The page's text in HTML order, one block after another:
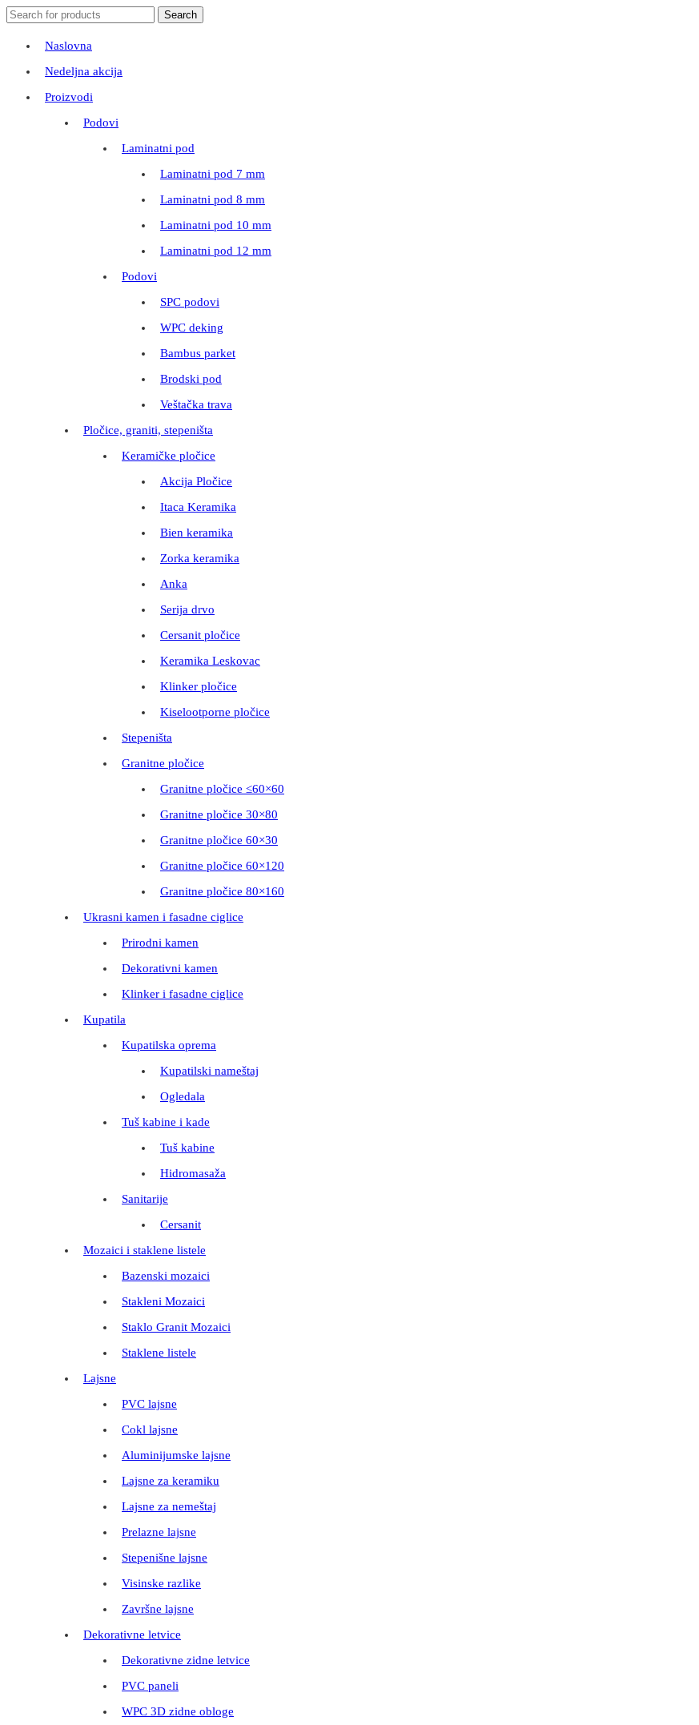
Search
for:
Search
Naslovna
Nedeljna akcija
Proizvodi
Podovi
Laminatni pod
Laminatni pod 7 mm
Laminatni pod 8 mm
Laminatni pod 10 mm
Laminatni pod 12 mm
Podovi
SPC podovi
WPC deking
Bambus parket
Brodski pod
Veštačka trava
Pločice, graniti, stepeništa
Keramičke pločice
Akcija Pločice
Itaca Keramika
Bien keramika
Zorka keramika
Anka
Serija drvo
Cersanit pločice
Keramika Leskovac
Klinker pločice
Kiselootporne pločice
Stepeništa
Granitne pločice
Granitne pločice ≤60×60
Granitne pločice 30×80
Granitne pločice 60×30
Granitne pločice 60×120
Granitne pločice 80×160
Ukrasni kamen i fasadne ciglice
Prirodni kamen
Dekorativni kamen
Klinker i fasadne ciglice
Kupatila
Kupatilska oprema
Kupatilski nameštaj
Ogledala
Tuš kabine i kade
Tuš kabine
Hidromasaža
Sanitarije
Cersanit
Mozaici i staklene listele
Bazenski mozaici
Stakleni Mozaici
Staklo Granit Mozaici
Staklene listele
Lajsne
PVC lajsne
Cokl lajsne
Aluminijumske lajsne
Lajsne za keramiku
Lajsne za nemeštaj
Prelazne lajsne
Stepenišne lajsne
Visinske razlike
Završne lajsne
Dekorativne letvice
Dekorativne zidne letvice
PVC paneli
WPC 3D zidne obloge